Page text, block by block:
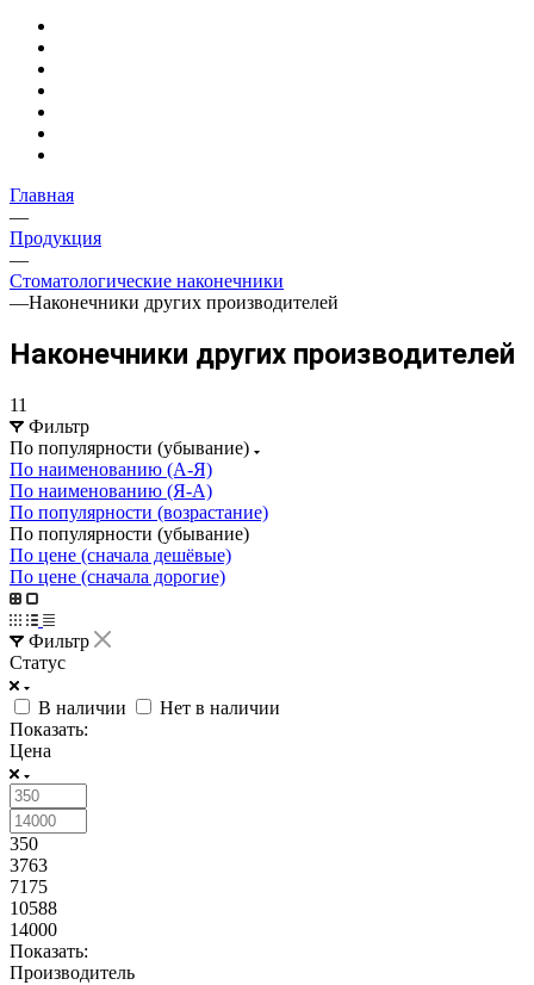
Главная
—
Продукция
—
Стоматологические наконечники
—Наконечники других производителей
Наконечники других производителей
11
Фильтр
По популярности (убывание)
По наименованию (А-Я)
По наименованию (Я-А)
По популярности (возрастание)
По популярности (убывание)
По цене (сначала дешёвые)
По цене (сначала дорогие)
Фильтр
Статус
В наличии
Нет в наличии
Показать:
Цена
350
3763
7175
10588
14000
Показать:
Производитель